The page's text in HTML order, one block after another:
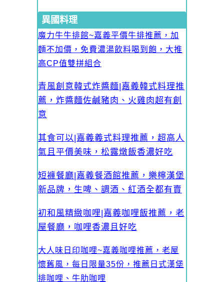
異國料理
魔力牛牛排館~嘉義平價牛排推薦，加
麵不加價，免費濃湯飲料喝到飽，大推
高CP值雙拼組合
青風創意韓式炸醬麵|嘉義韓式料理推
薦，炸醬麵佐鹹豬肉、火雞肉超有創
意
其食可以|嘉義義式料理推薦，超高人
氣且平價美味，松露燉飯香濃好吃
短褲餐廳|嘉義餐酒館推薦，樂檸漢堡
新品牌，生啤、調酒、紅酒全都有賣
初和風精緻咖哩|嘉義咖哩飯推薦，老
屋餐廳，咖哩香濃且好吃
大人味日印咖哩~嘉義咖哩推薦，老屋
懷舊風，每日限量35份，推薦日式漢堡
排咖哩、牛肋咖哩